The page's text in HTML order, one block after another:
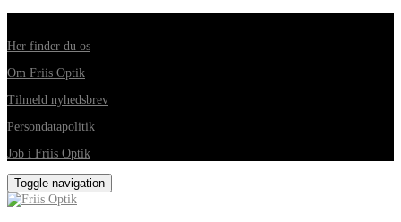
Her finder du os
Om Friis Optik
Tilmeld nyhedsbrev
Persondatapolitik
Job i Friis Optik
Toggle navigation